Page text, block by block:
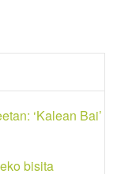
‘Kalean Bai’
bisita